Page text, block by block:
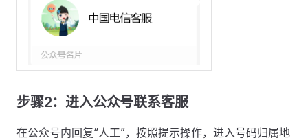
步骤2：进入公众号联系客服
在公众号内回复“人工”，按照提示操作，进入号码归属地